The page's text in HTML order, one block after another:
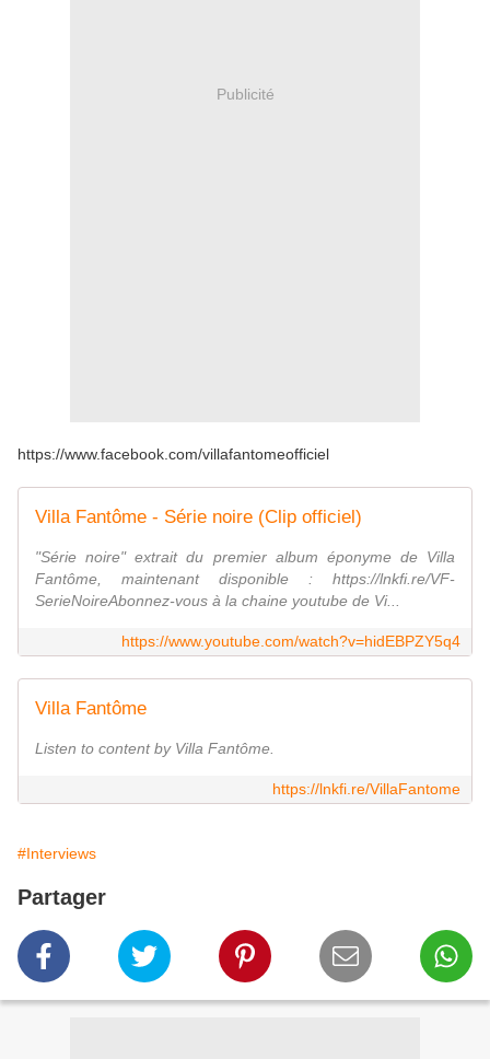
Publicité
https://www.facebook.com/villafantomeofficiel
Villa Fantôme - Série noire (Clip officiel)
"Série noire" extrait du premier album éponyme de Villa
Fantôme, maintenant disponible : https://lnkfi.re/VF-
SerieNoireAbonnez-vous à la chaine youtube de Vi...
https://www.youtube.com/watch?v=hidEBPZY5q4
Villa Fantôme
Listen to content by Villa Fantôme.
https://lnkfi.re/VillaFantome
#Interviews
Partager